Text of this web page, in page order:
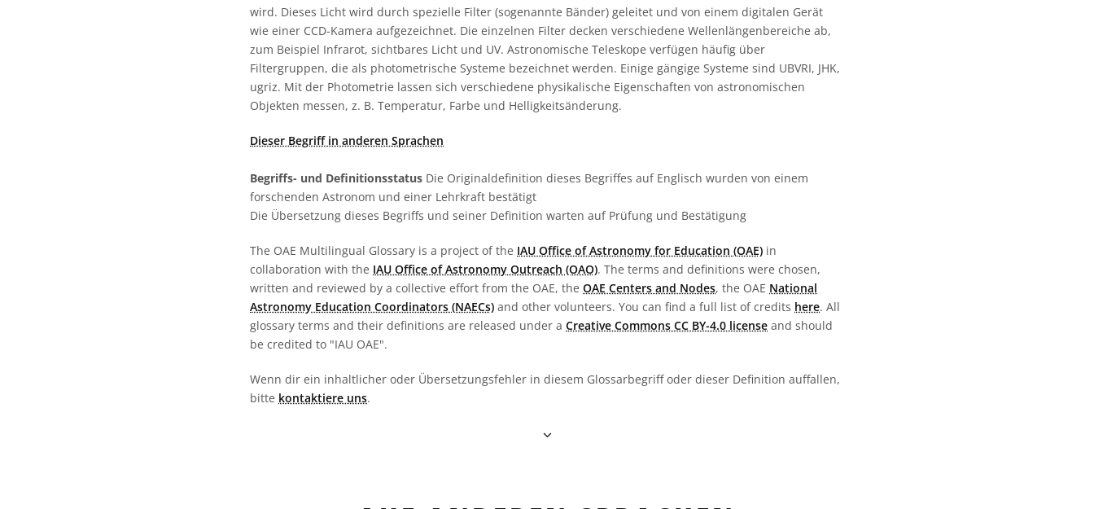
wird. Dieses Licht wird durch spezielle Filter (sogenannte Bänder) geleitet und von einem digitalen Gerät
wie einer CCD-Kamera aufgezeichnet. Die einzelnen Filter decken verschiedene Wellenlängenbereiche ab,
zum Beispiel Infrarot, sichtbares Licht und UV. Astronomische Teleskope verfügen häufig über
Filtergruppen, die als photometrische Systeme bezeichnet werden. Einige gängige Systeme sind UBVRI, JHK,
ugriz. Mit der Photometrie lassen sich verschiedene physikalische Eigenschaften von astronomischen
Objekten messen, z. B. Temperatur, Farbe und Helligkeitsänderung.
Dieser Begriff in anderen Sprachen
Begriffs- und Definitionsstatus Die Originaldefinition dieses Begriffes auf Englisch wurden von einem
forschenden Astronom und einer Lehrkraft bestätigt
Die Übersetzung dieses Begriffs und seiner Definition warten auf Prüfung und Bestätigung
The OAE Multilingual Glossary is a project of the IAU Office of Astronomy for Education (OAE) in
collaboration with the IAU Office of Astronomy Outreach (OAO). The terms and definitions were chosen,
written and reviewed by a collective effort from the OAE, the OAE Centers and Nodes, the OAE National
Astronomy Education Coordinators (NAECs) and other volunteers. You can find a full list of credits here. All
glossary terms and their definitions are released under a Creative Commons CC BY-4.0 license and should
be credited to "IAU OAE".
Wenn dir ein inhaltlicher oder Übersetzungsfehler in diesem Glossarbegriff oder dieser Definition auffallen,
bitte kontaktiere uns.